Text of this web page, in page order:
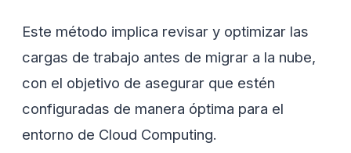
Este método implica revisar y optimizar las
cargas de trabajo antes de migrar a la nube,
con el objetivo de asegurar que estén
configuradas de manera óptima para el
entorno de Cloud Computing.